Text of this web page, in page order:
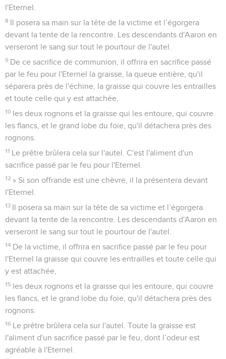
l'Eternel.
8 Il posera sa main sur la tête de la victime et l’égorgera
devant la tente de la rencontre. Les descendants d'Aaron en
verseront le sang sur tout le pourtour de l'autel.
9 De ce sacrifice de communion, il offrira en sacrifice passé
par le feu pour l'Eternel la graisse, la queue entière, qu'il
séparera près de l'échine, la graisse qui couvre les entrailles
et toute celle qui y est attachée,
10 les deux rognons et la graisse qui les entoure, qui couvre
les flancs, et le grand lobe du foie, qu'il détachera près des
rognons.
11 Le prêtre brûlera cela sur l'autel. C'est l'aliment d'un
sacrifice passé par le feu pour l'Eternel.
12 » Si son offrande est une chèvre, il la présentera devant
l'Eternel.
13 Il posera sa main sur la tête de sa victime et l’égorgera
devant la tente de la rencontre. Les descendants d'Aaron en
verseront le sang sur tout le pourtour de l'autel.
14 De la victime, il offrira en sacrifice passé par le feu pour
l'Eternel la graisse qui couvre les entrailles et toute celle qui
y est attachée,
15 les deux rognons et la graisse qui les entoure, qui couvre
les flancs, et le grand lobe du foie, qu'il détachera près des
rognons.
16 Le prêtre brûlera cela sur l'autel. Toute la graisse est
l'aliment d'un sacrifice passé par le feu, dont l’odeur est
agréable à l'Eternel.